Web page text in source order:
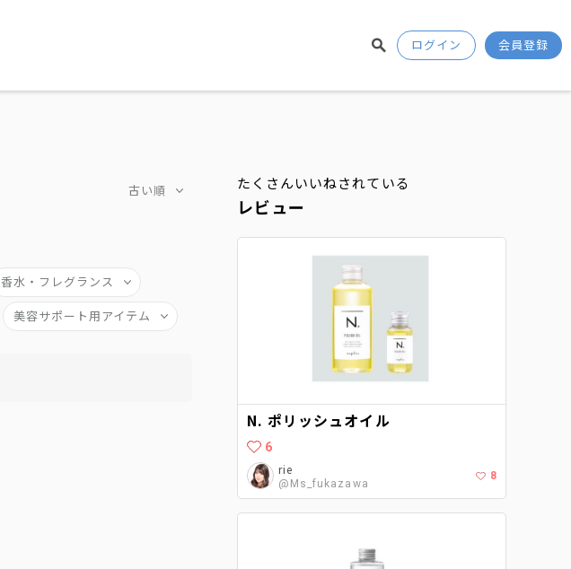
ログイン 会員登録
古い順
香水・フレグランス
美容サポート用アイテム
たくさんいいねされている
レビュー
N. ポリッシュオイル
6
rie
@Ms_fukazawa
8